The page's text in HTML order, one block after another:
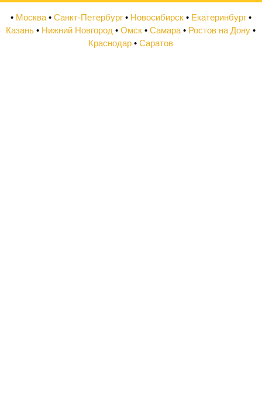
• Москва • Санкт-Петербург • Новосибирск • Екатеринбург •
Казань • Нижний Новгород •Омск •Самара • Ростов на Дону •
Краснодар •Саратов